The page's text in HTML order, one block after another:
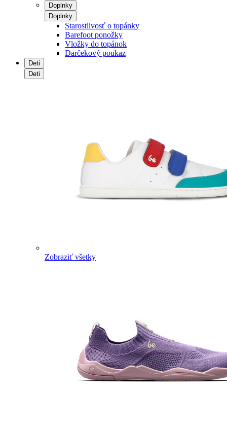
Doplnky
Doplnky
Starostlivosť o topánky
Barefoot ponožky
Vložky do topánok
Darčekový poukaz
Deti
Deti
Zobraziť všetky